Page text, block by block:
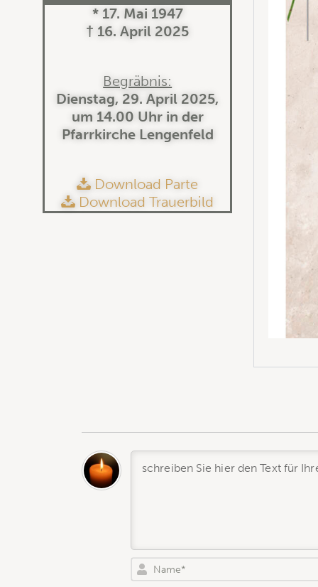
* 17. Mai 1947
† 16. April 2025
Begräbnis:
Dienstag, 29. April 2025,
um 14.00 Uhr in der
Pfarrkirche Lengenfeld
Download Parte
Download Trauerbild